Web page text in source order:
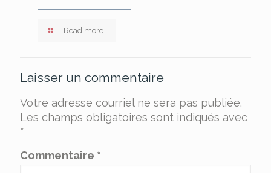
Read more
Laisser un commentaire
Votre adresse courriel ne sera pas publiée.
Les champs obligatoires sont indiqués avec
*
Commentaire *